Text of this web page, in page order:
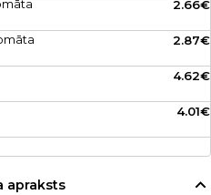
2.66€
2.87€
4.62€
4.01€
apraksts